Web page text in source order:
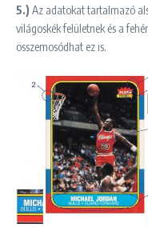
5.) Az adatokat tartalmazó
világoskék felületnek és a
összemosódhat ez is.